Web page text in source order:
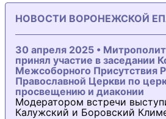
НОВОСТИ ВОРОНЕЖСКОЙ
30 апреля 2025 •
принял участие в заседании
Межсоборного Присутствия
Православной Церкви по
просвещению и диаконии
Модератором встречи
Калужский и Боровский